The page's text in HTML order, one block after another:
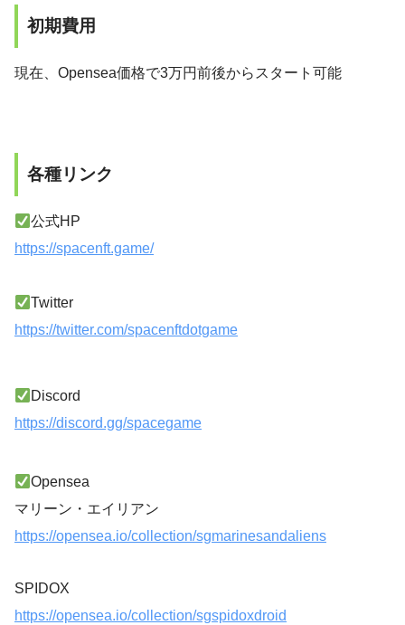
初期費用
現在、Opensea価格で3万円前後からスタート可能
各種リンク
公式HP
https://spacenft.game/
Twitter
https://twitter.com/spacenftdotgame
Discord
https://discord.gg/spacegame
Opensea
マリーン・エイリアン
https://opensea.io/collection/sgmarinesandaliens
SPIDOX
https://opensea.io/collection/sgspidoxdroid